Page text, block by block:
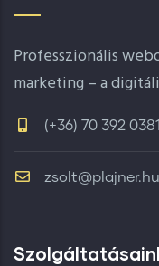
Professzionális
marketing – a
(+36) 70 392 0381
zsolt@plajner.hu